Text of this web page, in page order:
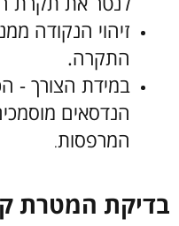
זיהוי הנקודה
התקרה.
במידת הצורך -
הנדסאים
המרפסות.
בדיקת המטרת